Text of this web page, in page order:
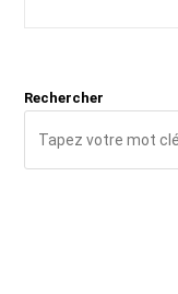
Rechercher